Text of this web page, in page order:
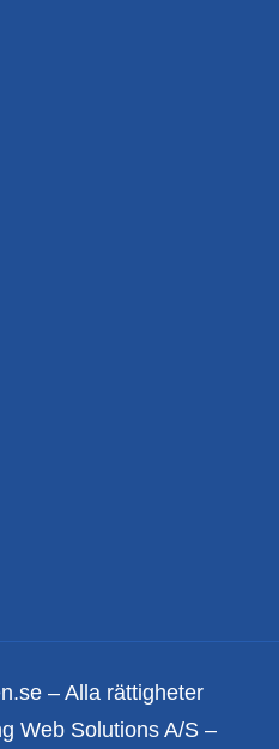
– Alla rättigheter
Web Solutions A/S –